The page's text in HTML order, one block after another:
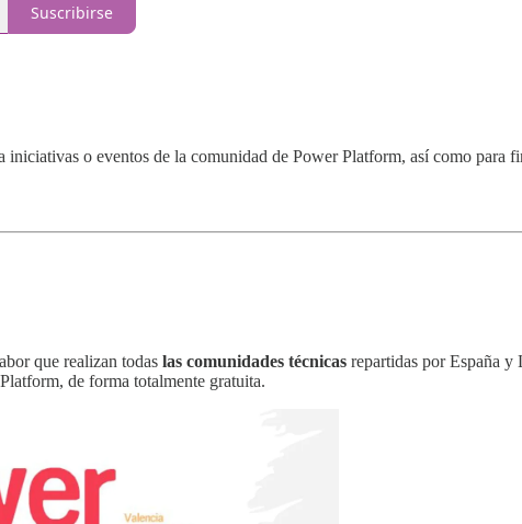
Suscribirse
iniciativas o eventos de la comunidad de Power Platform, así como para
que realizan todas las comunidades técnicas repartidas por España y
de forma totalmente gratuita.